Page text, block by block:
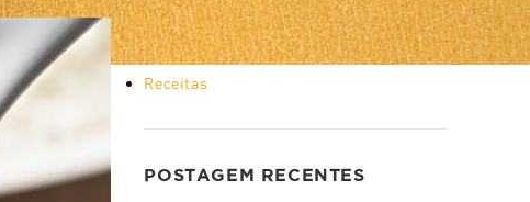
Dicas
Empório Mega 100
Notícias – Setor alimentício
Receitas
POSTAGEM RECENTES